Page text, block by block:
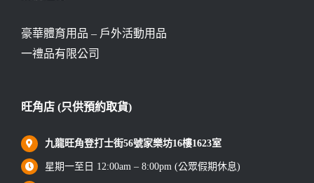
豪華體育用品 – 戶外活動用品
一禮品有限公司
旺角店 (只供預約取貨)
九龍旺角登打士街56號家樂坊16樓1623室
星期一至日 12:00am – 8:00pm (公眾假期休息)